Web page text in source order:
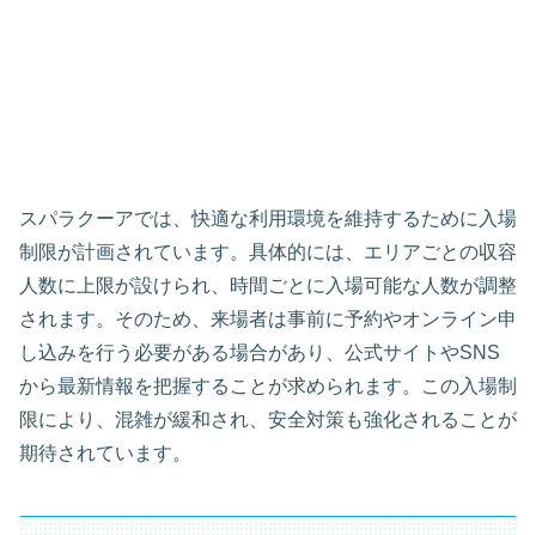
スパラクーアでは、快適な利用環境を維持するために入場
制限が計画されています。具体的には、エリアごとの収容
人数に上限が設けられ、時間ごとに入場可能な人数が調整
されます。そのため、来場者は事前に予約やオンライン申
し込みを行う必要がある場合があり、公式サイトやSNS
から最新情報を把握することが求められます。この入場制
限により、混雑が緩和され、安全対策も強化されることが
期待されています。